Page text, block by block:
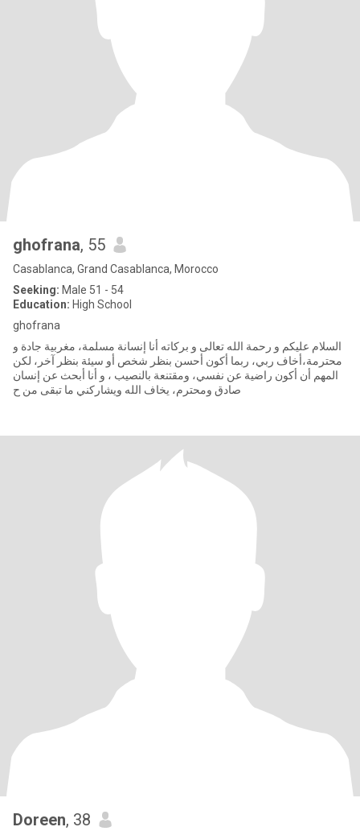
ghofrana, 55
Casablanca, Grand Casablanca, Morocco
Seeking: Male 51 - 54
Education: High School
ghofrana
السلام عليكم و رحمة الله تعالى و بركاته أنا إنسانة مسلمة، مغربية جادة و
محترمة،أخاف ربي، ربما أكون أحسن بنظر شخص أو سيئة بنظر آخر، لكن
المهم أن أكون راضية عن نفسي، ومقتنعة بالنصيب ، و أنا أبحث عن إنسان
صادق ومحترم، يخاف الله ويشاركني ما تبقى من ح
Doreen, 38